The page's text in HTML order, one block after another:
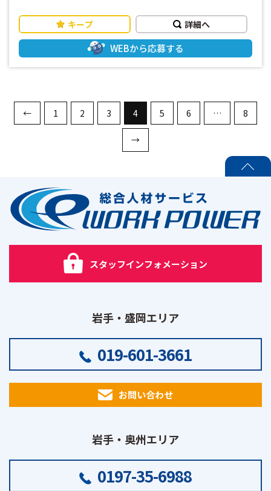
＊21日稼働＋残業15時間＋交通費上限15,000円の場合
学ができるので、職場環境を確認できて安心して就業できま
す！ ◎年間休日120日以上！ ◎大型連休もあるのでプライベ
ート時間もしっかり確保！ ・先輩スタッフが丁寧にサポート
しますので、ブランクのある方でもスムーズに始められま
す！ ・フルタイムでしっかり稼げる ・長期勤務可能な方大歓
らのご応募お待ちしております！(^^)/
キープ 詳細へ
WEBから応募する
← 1 2 3 4 5 6 … 8
→
スタッフインフォメーション
岩手・盛岡エリア
019-601-3661
お問い合わせ
岩手・奥州エリア
0197-35-6988